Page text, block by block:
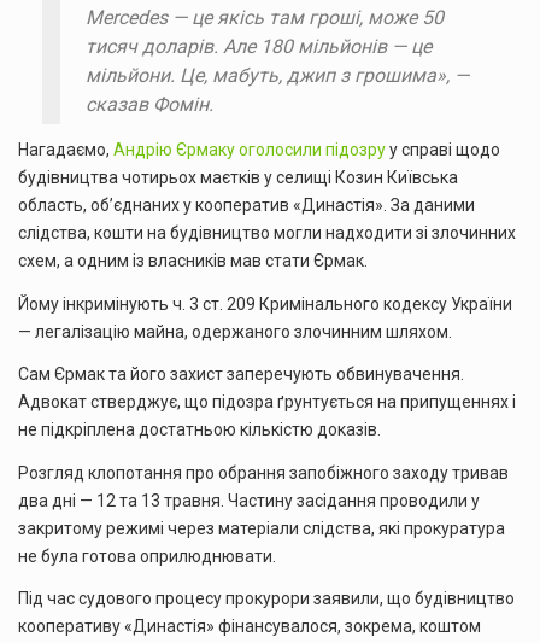
Mercedes — це якісь там гроші, може 50
тисяч доларів. Але 180 мільйонів — це
мільйони. Це, мабуть, джип з грошима», —
сказав Фомін.
Нагадаємо, Андрію Єрмаку оголосили підозруу справі щодо
будівництва чотирьох маєтків у селищі Козин Київська
область, об’єднаних у кооператив «Династія». За даними
слідства, кошти на будівництво могли надходити зі злочинних
схем, а одним із власників мав стати Єрмак.
Йому інкримінують ч. 3 ст. 209 Кримінального кодексу України
— легалізацію майна, одержаного злочинним шляхом.
Сам Єрмак та його захист заперечують обвинувачення.
Адвокат стверджує, що підозра ґрунтується на припущеннях і
не підкріплена достатньою кількістю доказів.
Розгляд клопотання про обрання запобіжного заходу тривав
два дні — 12 та 13 травня. Частину засідання проводили у
закритому режимі через матеріали слідства, які прокуратура
не була готова оприлюднювати.
Під час судового процесу прокурори заявили, що будівництво
кооперативу «Династія» фінансувалося, зокрема, коштом